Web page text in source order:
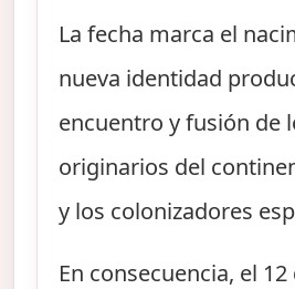
La fecha marca el
nueva identidad
encuentro y fusión de
originarios del
y los colonizadores
En consecuencia, el